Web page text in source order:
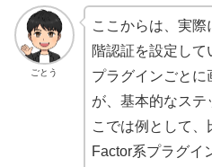
ごとう
ここからは、実
階認証を設定して
プラグインごとに
が、基本的なステ
こでは例として
Factor系プラグイ